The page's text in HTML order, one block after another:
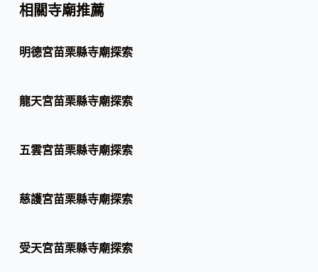
相關寺廟推薦
明德宮苗栗縣寺廟探索
龍天宮苗栗縣寺廟探索
五雲宮苗栗縣寺廟探索
慈護宮苗栗縣寺廟探索
受天宮苗栗縣寺廟探索